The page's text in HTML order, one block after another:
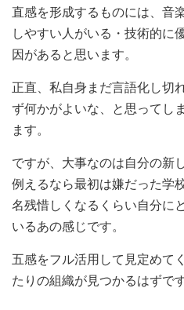
直感を形成するものには、音
しやすい人がいる・技術的に
因があると思います。
正直、私自身まだ言語化し切
ず何かがよいな、と思ってし
ます。
ですが、大事なのは自分の新
例えるなら最初は嫌だった学
名残惜しくなるくらい自分に
いるあの感じです。
五感をフル活用して見定めて
たりの組織が見つかるはずです